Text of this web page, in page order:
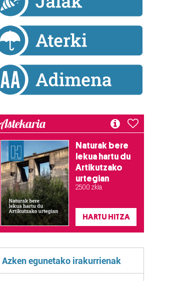
Astekaria
Naturak bere
lekua hartu du
Artikutzako
urtegian
2.500 zkia.
HARTU HITZA
Azken egunetako irakurrienak